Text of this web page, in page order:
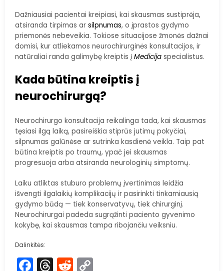
Dažniausiai pacientai kreipiasi, kai skausmas sustiprėja,
atsiranda tirpimas ar silpnumas, o įprastos gydymo
priemonės nebeveikia. Tokiose situacijose žmonės dažnai
domisi, kur atliekamos neurochirurginės konsultacijos, ir
natūraliai randa galimybę kreiptis į Medicija specialistus.
Kada būtina kreiptis į
neurochirurgą?
Neurochirurgo konsultacija reikalinga tada, kai skausmas
tęsiasi ilgą laiką, pasireiškia stiprūs jutimų pokyčiai,
silpnumas galūnėse ar sutrinka kasdienė veikla. Taip pat
būtina kreiptis po traumų, ypač jei skausmas
progresuoja arba atsiranda neurologinių simptomų.
Laiku atliktas stuburo problemų įvertinimas leidžia
išvengti ilgalaikių komplikacijų ir pasirinkti tinkamiausią
gydymo būdą — tiek konservatyvų, tiek chirurginį.
Neurochirurgai padeda sugrąžinti paciento gyvenimo
kokybę, kai skausmas tampa ribojančiu veiksniu.
Dalinkitės:
Facebook
Threads
Reddit